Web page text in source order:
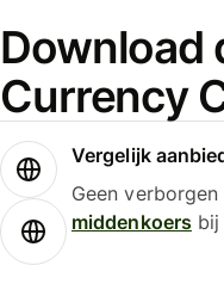
Download
Currency
Vergelijk
Geen
middenkoersbij